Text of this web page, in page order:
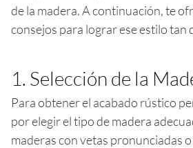
de la madera. A continuación, te
consejos para lograr ese estilo tan
1. Selección de la
Para obtener el acabado rústico
por elegir el tipo de madera
maderas con vetas pronunciadas